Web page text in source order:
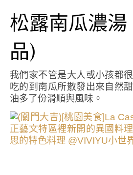
松露南瓜濃
品)
我們家不管是大人或小孩都
吃的到南瓜所散發出來自然
油多了份滑順與風味。